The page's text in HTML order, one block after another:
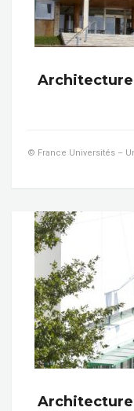
Architecture
© France Universités –
Architecture